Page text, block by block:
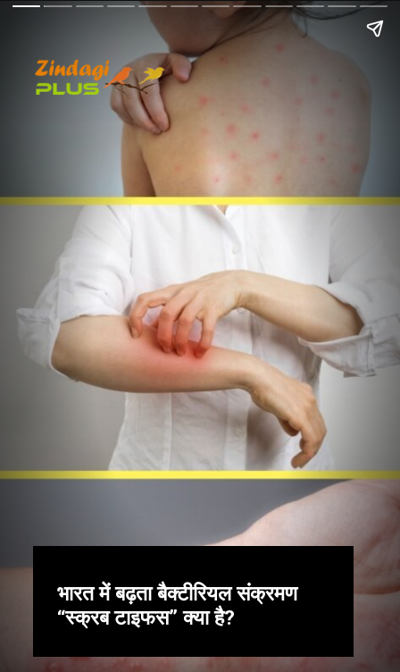
भारत में बढ़ता बैक्टीरियल संक्रमण
“स्क्रब टाइफस” क्या है?